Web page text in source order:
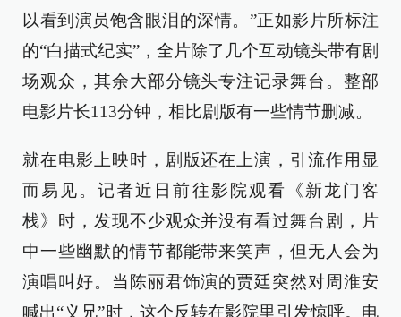
以看到演员饱含眼泪的深情。”正如影片所标注
的“白描式纪实”，全片除了几个互动镜头带有剧
场观众，其余大部分镜头专注记录舞台。整部
电影片长113分钟，相比剧版有一些情节删减。
就在电影上映时，剧版还在上演，引流作用显
而易见。记者近日前往影院观看《新龙门客
栈》时，发现不少观众并没有看过舞台剧，片
中一些幽默的情节都能带来笑声，但无人会为
演唱叫好。当陈丽君饰演的贾廷突然对周淮安
喊出“义兄”时，这个反转在影院里引发惊呼。电